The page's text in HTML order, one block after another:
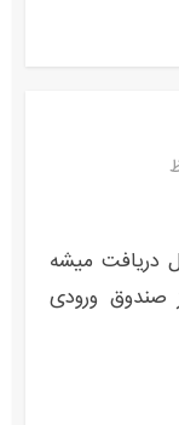
دریافت میشه
ورودی